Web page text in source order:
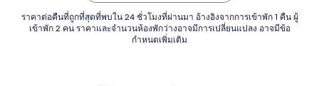
ถึง
18
ราคาต่อคืนที่ถูกที่สุดที่พบใน 24 ชั่วโมงที่ผ่านมา อ้างอิงจากการเข้าพัก 1 คืน ผู้
เข้าพัก 2 คน ราคาและจำนวนห้องพักว่างอาจมีการเปลี่ยนแปลง อาจมีข้อ
กำหนดเพิ่มเติม